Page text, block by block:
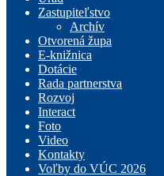
Zastupiteľstvo
Archív
Otvorená župa
E-knižnica
Dotácie
Rada partnerstva
Rozvoj
Interact
Foto
Video
Kontakty
Voľby do VÚC 2026